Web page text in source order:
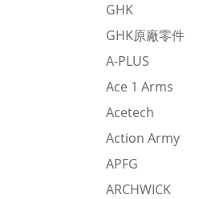
GHK
GHK原廠零件
A-PLUS
Ace 1 Arms
Acetech
Action Army
APFG
ARCHWICK